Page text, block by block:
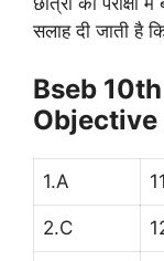
सलाह दी जाती है
Bseb
1.A
2.C